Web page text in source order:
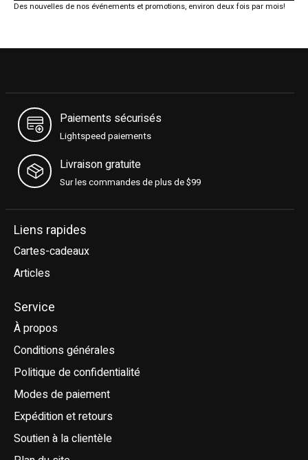
Des nouvelles de nos événements et promotions, environ deux fois par mois!
Paiements sécurisés
Lightspeed paiements
Livraison gratuite
Sur les commandes de plus de $99
Liens rapides
Cartes-cadeaux
Articles
Service
À propos
Conditions générales
Politique de confidentialité
Modes de paiement
Expédition et retours
Soutien à la clientèle